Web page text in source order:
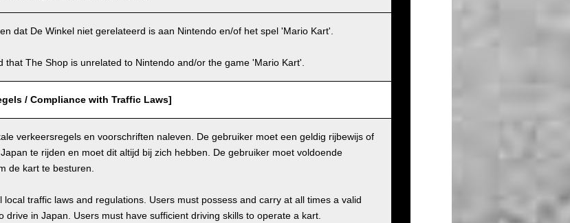
dat De Winkel niet gerelateerd is aan Nintendo en/of het spel 'Mario Kart'.
that The Shop is unrelated to Nintendo and/or the game 'Mario Kart'.
/ Compliance with Traffic Laws]
verkeersregels en voorschriften naleven. De gebruiker moet een geldig rijbewijs of
te rijden en moet dit altijd bij zich hebben. De gebruiker moet voldoende
de kart te besturen.
local traffic laws and regulations. Users must possess and carry at all times a valid
drive in Japan. Users must have sufficient driving skills to operate a kart.